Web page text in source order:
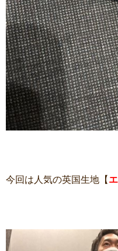
今回は人気の英国生地【